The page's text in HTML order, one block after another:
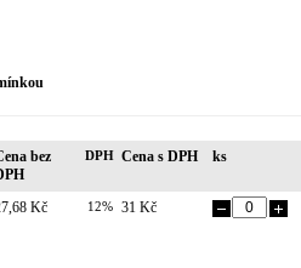
bez
DPH Cena s DPH ks
Kč 12% 31 Kč